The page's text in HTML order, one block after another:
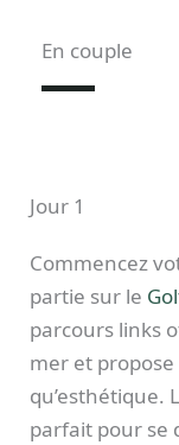
En couple
Jour 1
Commencez
partie sur le
parcours links
mer et
qu’esthétique.
parfait pour se